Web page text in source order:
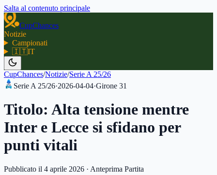
Salta al contenuto principale
CupChances
Notizie
Campionati
🇮🇹IT
CupChances/Notizie/Serie A 25/26
Serie A 25/26·2026-04-04·Girone 31
Titolo: Alta tensione mentre
Inter e Lecce si sfidano per
punti vitali
Pubblicato il 4 aprile 2026 · Anteprima Partita